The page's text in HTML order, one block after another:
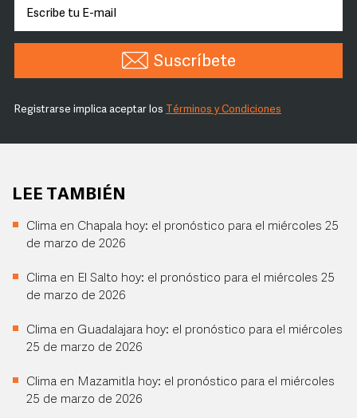
Suscríbete
Registrarse implica aceptar los Términos y Condiciones
LEE TAMBIÉN
Clima en Chapala hoy: el pronóstico para el miércoles 25
de marzo de 2026
Clima en El Salto hoy: el pronóstico para el miércoles 25
de marzo de 2026
Clima en Guadalajara hoy: el pronóstico para el miércoles
25 de marzo de 2026
Clima en Mazamitla hoy: el pronóstico para el miércoles
25 de marzo de 2026